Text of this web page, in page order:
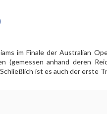
im Finale der Australian
(gemessen anhand deren
ist es auch der erste